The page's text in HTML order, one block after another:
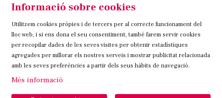
972 58 18 48 | 972 57 00 50
Sitemap Avís Legal Ús de Cookies Contacteu
Link a instagram
Link a twitter
Link a facebook
Informació sobre cookies
Utilitzem cookies pròpies i de tercers per al correcte funcionament del
lloc web, i si ens dona el seu consentiment, també farem servir cookies
per recopilar dades de les seves visites per obtenir estadístiques
agregades per millorar els nostres serveis i mostrar publicitat relacionada
amb les seves preferències a partir dels seus hàbits de navegació.
Més informació